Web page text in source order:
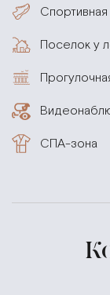
Поселок у
СПА-зона